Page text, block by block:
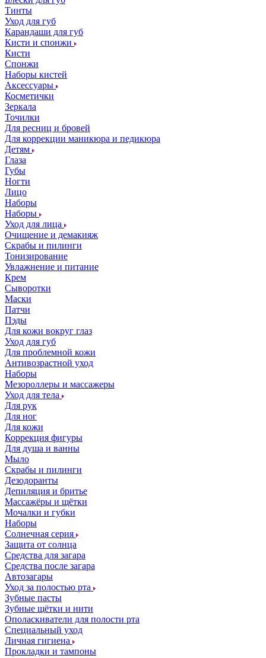
Тинты
Уход для губ
Карандаши для губ
Кисти и спонжи
Кисти
Спонжи
Наборы кистей
Аксессуары
Косметички
Зеркала
Точилки
Для ресниц и бровей
Для коррекции маникюра и педикюра
Детям
Глаза
Губы
Ногти
Лицо
Наборы
Наборы
Уход для лица
Очищение и демакияж
Скрабы и пилинги
Тонизирование
Увлажнение и питание
Крем
Сыворотки
Маски
Патчи
Пэды
Для кожи вокруг глаз
Уход для губ
Для проблемной кожи
Антивозрастной уход
Наборы
Мезороллеры и массажеры
Уход для тела
Для рук
Для ног
Для кожи
Коррекция фигуры
Для душа и ванны
Мыло
Скрабы и пилинги
Дезодоранты
Депиляция и бритье
Массажёры и щётки
Мочалки и губки
Наборы
Солнечная серия
Защита от солнца
Средства для загара
Средства после загара
Автозагары
Уход за полостью рта
Зубные пасты
Зубные щётки и нити
Ополаскиватели для полости рта
Специальный уход
Личная гигиена
Прокладки и тампоны